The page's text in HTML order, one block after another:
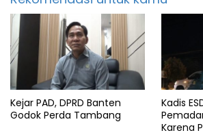
Kejar PAD, DPRD Banten
Godok Perda Tambang
Kadis
Karena